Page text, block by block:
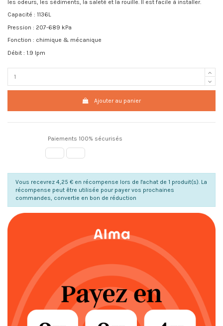
les odeurs, les sédiments, la saleté et la rouille. Il est facile à installer.
Capacité : 1136L
Pression : 207-689 kPa
Fonction : chimique & mécanique
Débit : 1.9 lpm
Ajouter au panier
Paiements 100% sécurisés
Vous recevrez 4,25 € en récompense lors de l'achat de 1 produit(s). La
récompense peut être utilisée pour payer vos prochaines
commandes, convertie en bon de réduction